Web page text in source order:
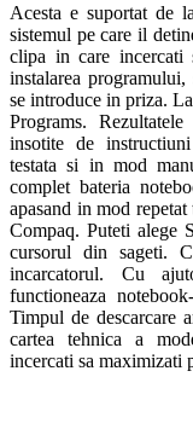
Acesta e suportat de
sistemul pe care il
clipa in care incercati
instalarea
se introduce in priza.
Programs.
insotite de
testata si in mod
complet bateria
apasand in mod
Compaq. Puteti alege
cursorul din sageti.
incarcatorul. Cu
functioneaza
Timpul de descarcare
cartea tehnica a
incercati sa maximizati